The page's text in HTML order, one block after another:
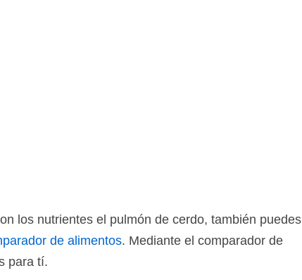
los nutrientes el pulmón de cerdo, también puedes
de alimentos. Mediante el comparador de
para tí.